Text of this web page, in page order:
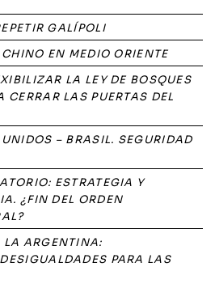
GALÍPOLI
EN MEDIO ORIENTE
LA LEY DE BOSQUES
LAS PUERTAS DEL
– BRASIL. SEGURIDAD
ESTRATEGIA Y
¿FIN DEL ORDEN
LA ARGENTINA:
PARA LAS